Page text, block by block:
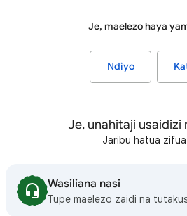
Je, maelezo haya
Ndiyo
Je, unahitaji usaidizi
Jaribu hatua
Wasiliana nasi
Tupe maelezo zaidi na